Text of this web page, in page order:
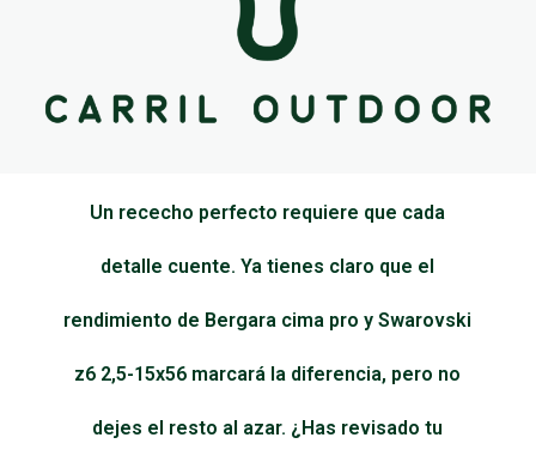
Un rececho perfecto requiere que cada
detalle cuente. Ya tienes claro que el
rendimiento de Bergara cima pro y Swarovski
z6 2,5-15x56 marcará la diferencia, pero no
dejes el resto al azar. ¿Has revisado tu